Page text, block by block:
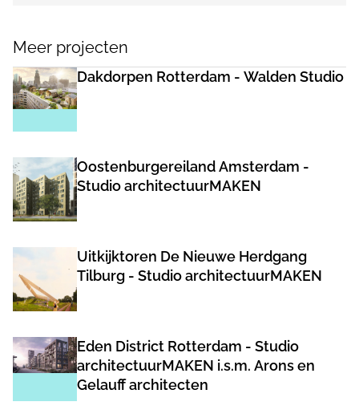
Meer projecten
Dakdorpen Rotterdam - Walden Studio
Oostenburgereiland Amsterdam -
Studio architectuurMAKEN
Uitkijktoren De Nieuwe Herdgang
Tilburg - Studio architectuurMAKEN
Eden District Rotterdam - Studio
architectuurMAKEN i.s.m. Arons en
Gelauff architecten